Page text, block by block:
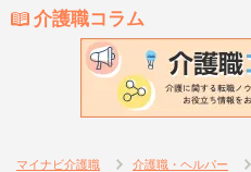
介護職コラム
マイナビ介護職 介護職・ヘルパー